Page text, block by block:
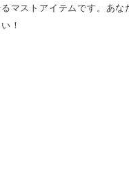
マストアイテムです。あ
！